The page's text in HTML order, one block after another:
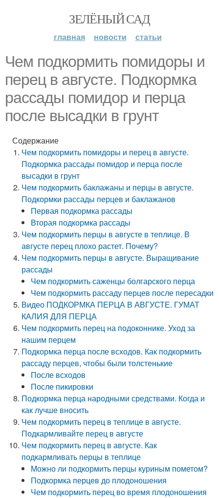
ЗЕЛЁНЫЙ САД
главная новости статьи
Чем подкормить помидоры и
перец в августе. Подкормка
рассады помидор и перца
после высадки в грунт
Содержание
Чем подкормить помидоры и перец в августе.
Подкормка рассады помидор и перца после
высадки в грунт
Чем подкормить баклажаны и перцы в августе.
Подкормки рассады перцев и баклажанов
Первая подкормка рассады
Вторая подкормка рассады
Чем подкормить перцы в августе в теплице. В
августе перец плохо растет. Почему?
Чем подкормить перцы в августе. Выращивание
рассады
Чем подкормить саженцы болгарского перца
Чем подкормить рассаду перцев после пересадки
Видео ПОДКОРМКА ПЕРЦА В АВГУСТЕ. ГУМАТ
КАЛИЯ ДЛЯ ПЕРЦА
Чем подкормить перец на подоконнике. Уход за
нашим перцем
Подкормка перца после всходов. Как подкормить
рассаду перцев, чтобы были толстенькие
После всходов
После пикировки
Подкормка перца народными средствами. Когда и
как лучше вносить
Чем подкормить перец в теплице в августе.
Подкармливайте перец в августе
Чем подкормить перец в августе. Как
подкармливать перцы в теплице
Можно ли подкормить перцы куриным пометом?
Подкормка перцев до плодоношения
Чем подкормить перец во время плодоношения